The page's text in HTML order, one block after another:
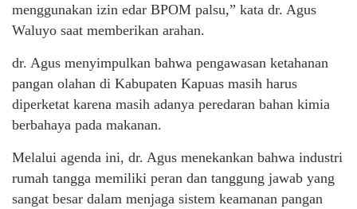
menggunakan izin edar BPOM palsu,” kata dr. Agus
Waluyo saat memberikan arahan.
dr. Agus menyimpulkan bahwa pengawasan ketahanan
pangan olahan di Kabupaten Kapuas masih harus
diperketat karena masih adanya peredaran bahan kimia
berbahaya pada makanan.
Melalui agenda ini, dr. Agus menekankan bahwa industri
rumah tangga memiliki peran dan tanggung jawab yang
sangat besar dalam menjaga sistem keamanan pangan